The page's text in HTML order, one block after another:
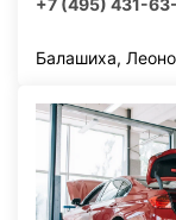
+7 (495) 431-
Балашиха,